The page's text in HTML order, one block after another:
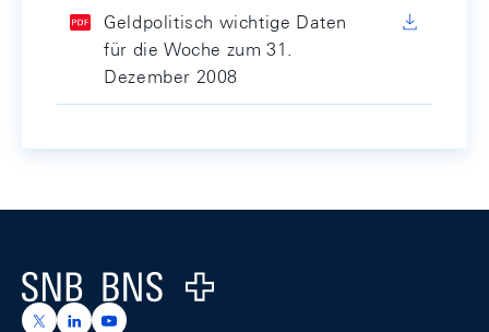
Geldpolitisch wichtige Daten
für die Woche zum 31.
Dezember 2008
Logo
https://x.com/snb_bns
https://ch.linkedin.com/company/swiss-national-
https://www.youtube.com/@swissnationalbank